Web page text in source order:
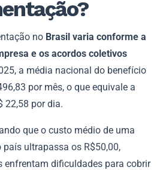
no Brasil varia conforme a
e os acordos coletivos
a média nacional do benefício
por mês, o que equivale a
22,58 por dia.
que o custo médio de uma
ultrapassa os R$50,00,
enfrentam dificuldades para cobrir